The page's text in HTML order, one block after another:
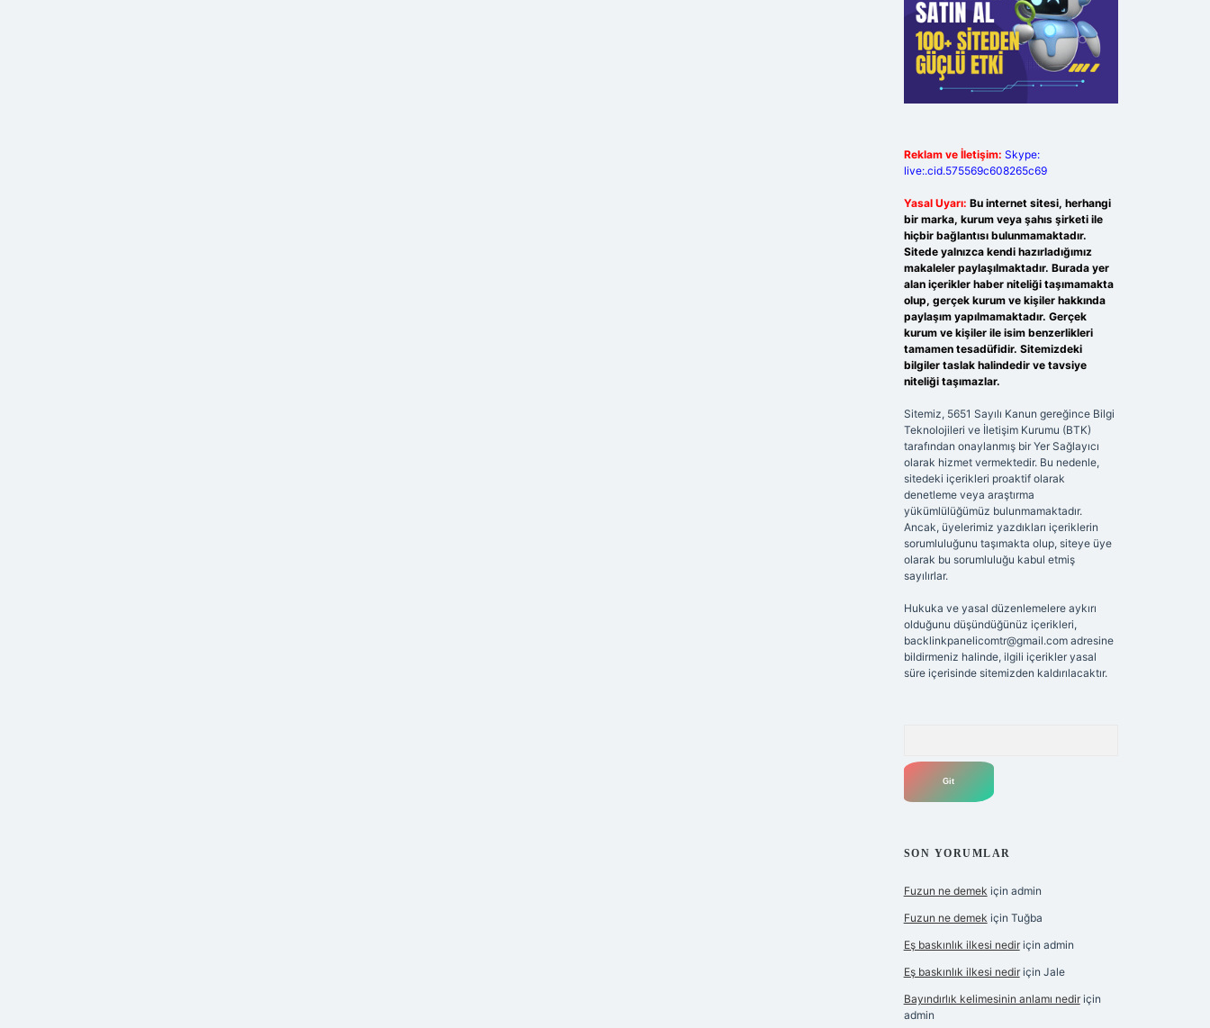
Reklam ve İletişim: Skype:
live:.cid.575569c608265c69
Yasal Uyarı: Bu internet sitesi, herhangi
bir marka, kurum veya şahıs şirketi ile
hiçbir bağlantısı bulunmamaktadır.
Sitede yalnızca kendi hazırladığımız
makaleler paylaşılmaktadır. Burada yer
alan içerikler haber niteliği taşımamakta
olup, gerçek kurum ve kişiler hakkında
paylaşım yapılmamaktadır. Gerçek
kurum ve kişiler ile isim benzerlikleri
tamamen tesadüfidir. Sitemizdeki
bilgiler taslak halindedir ve tavsiye
niteliği taşımazlar.
Sitemiz, 5651 Sayılı Kanun gereğince Bilgi
Teknolojileri ve İletişim Kurumu (BTK)
tarafından onaylanmış bir Yer Sağlayıcı
olarak hizmet vermektedir. Bu nedenle,
sitedeki içerikleri proaktif olarak
denetleme veya araştırma
yükümlülüğümüz bulunmamaktadır.
Ancak, üyelerimiz yazdıkları içeriklerin
sorumluluğunu taşımakta olup, siteye üye
olarak bu sorumluluğu kabul etmiş
sayılırlar.
Hukuka ve yasal düzenlemelere aykırı
olduğunu düşündüğünüz içerikleri,
backlinkpanelicomtr@gmail.comadresine
bildirmeniz halinde, ilgili içerikler yasal
süre içerisinde sitemizden kaldırılacaktır.
SON YORUMLAR
Fuzun ne demek için admin
Fuzun ne demek için Tuğba
Eş baskınlık ilkesi nediriçin admin
Eş baskınlık ilkesi nediriçin Jale
Bayındırlık kelimesinin anlamı nediriçin
admin